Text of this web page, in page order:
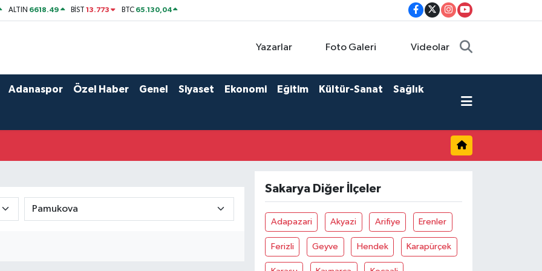
ALTIN 6618.49 BİST13.773 BTC 65.130,04
Yazarlar Foto Galeri Videolar
Adanaspor Özel Haber Genel Siyaset Ekonomi Eğitim Kültür-Sanat Sağlık
Sakarya Diğer İlçeler
Adapazari Akyazi Arifiye Erenler
Ferizli Geyve Hendek Karapürçek